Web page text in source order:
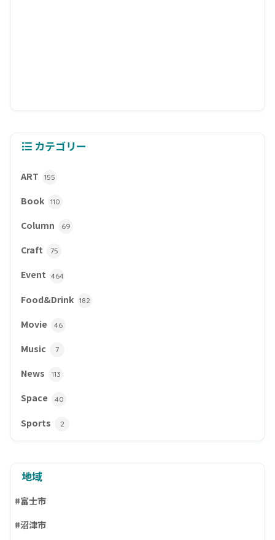
カテゴリー
ART 155
Book 110
Column 69
Craft 75
Event 464
Food&Drink 182
Movie 46
Music 7
News 113
Space 40
Sports 2
地域
#富士市
#沼津市